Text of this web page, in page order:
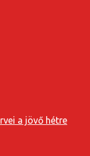
a jövő hétre